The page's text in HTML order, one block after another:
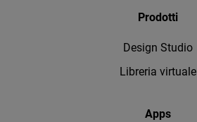
Prodotti
Design Studio
Libreria virtuale
Apps